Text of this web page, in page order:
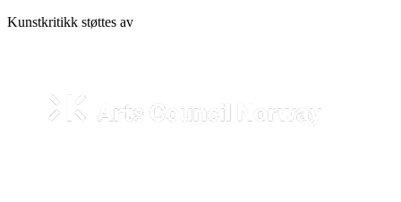
Kunstkritikk støttes av